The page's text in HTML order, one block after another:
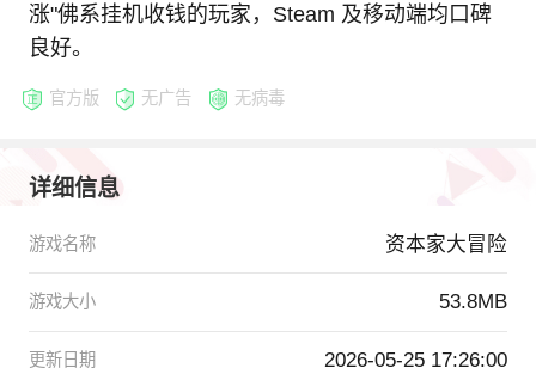
涨"佛系挂机收钱的玩家，Steam 及移动端均口碑
良好。
官方版 无广告 无病毒
详细信息
游戏名称 资本家大冒险
游戏大小 53.8MB
更新日期 2026-05-25 17:26:00